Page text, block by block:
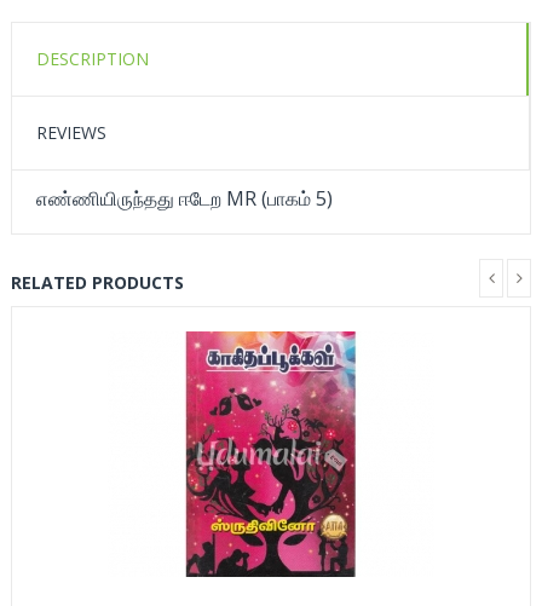
DESCRIPTION
REVIEWS
எண்ணியிருந்தது ஈடேற MR (பாகம் 5)
RELATED PRODUCTS